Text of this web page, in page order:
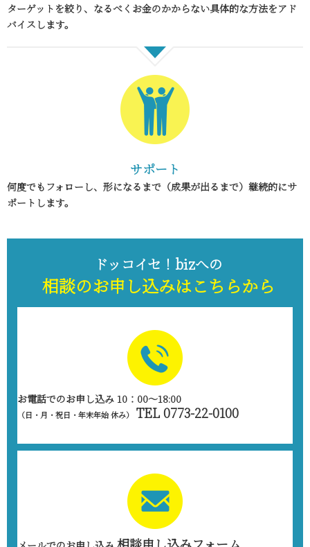
ターゲットを絞り、なるべくお金のかからない具体的な方法をアド
バイスします。
サポート
何度でもフォローし、形になるまで（成果が出るまで）継続的にサ
ポートします。
ドッコイセ！bizへの
相談のお申し込みはこちらから
お電話でのお申し込み 10：00～18:00
（日・月・祝日・年末年始 休み） TEL 0773-22-0100